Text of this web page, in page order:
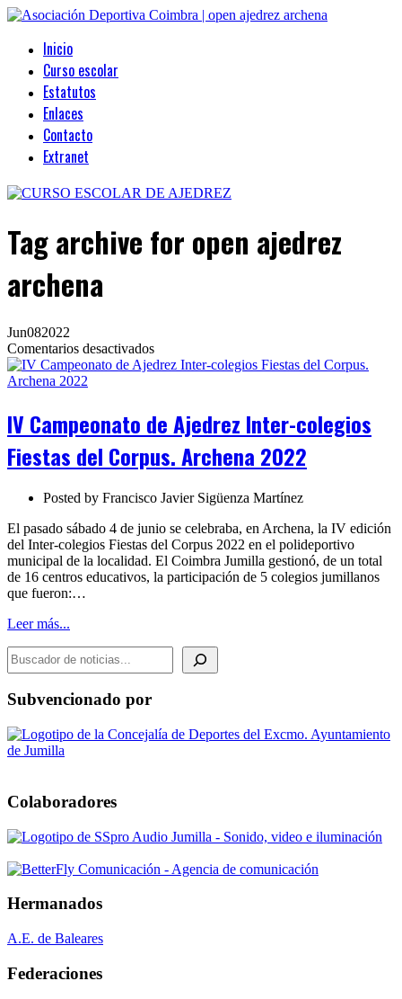
Inicio
Curso escolar
Estatutos
Enlaces
Contacto
Extranet
Tag archive for open ajedrez
archena
Jun082022
Comentarios desactivadosen
IV
Inter-
Fiestas
Corpus.
2022
IV Campeonato de Ajedrez Inter-colegios
Fiestas del Corpus. Archena 2022
Posted by Francisco Javier Sigüenza Martínez
El pasado sábado 4 de junio se celebraba, en Archena, la IV edición
del Inter-colegios Fiestas del Corpus 2022 en el polideportivo
municipal de la localidad. El Coimbra Jumilla gestionó, de un total
de 16 centros educativos, la participación de 5 colegios jumillanos
que fueron:…
Leer más...
BUSCADOR DE NOTICIAS
Subvencionado por
Colaboradores
Hermanados
A.E. de Baleares
Federaciones